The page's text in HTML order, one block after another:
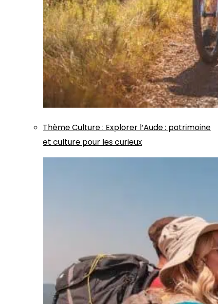
ThèmeCulture: Explorer l’Aude : patrimoine
et culture pour les curieux